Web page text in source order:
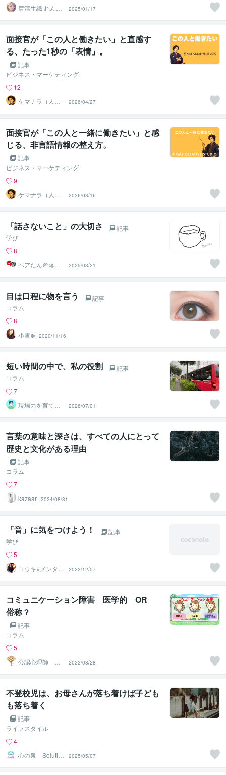
廉清生織 れんせ
い さき
2025/01/17
面接官が「この人と働きたい」と直感す
る、たった1秒の「表情」。
記事
ビジネス・マーケティング
12
ケマナラ（人
事・採用コンサ
ルタント）
2026/04/27
面接官が「この人と一緒に働きたい」と感
じる、非言語情報の整え方。
記事
ビジネス・マーケティング
9
ケマナラ（人
事・採用コンサ
ルタント）
2026/03/16
「話さないこと」の大切さ
記事
学び
8
ベアたん＠落書
きイラストレー
ター
2025/03/21
目は口程に物を言う
記事
コラム
8
小雪❄️ 2020/11/16
短い時間の中で、私の役割
記事
コラム
7
現場力を育てる
傾聴ﾄﾚｰﾅｰ おー
ちゃん
2026/07/01
言葉の意味と深さは、すべての人にとって
歴史と文化がある理由
記事
コラム
7
kazaar 2024/08/31
「音」に気をつけよう！
記事
学び
5
コウキ⭐︎メンタル
コーチ☆
2022/12/07
コミュニケーション障害 医学的 OR
俗称？
記事
コラム
5
公認心理師 心
の相談所
2022/08/28
不登校児は、お母さんが落ち着けば子ども
も落ち着く
記事
ライフスタイル
4
心の泉 Solutio
nHeart
2025/05/07